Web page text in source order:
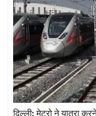
दिल्ली: मेट्रो ने यात्रा